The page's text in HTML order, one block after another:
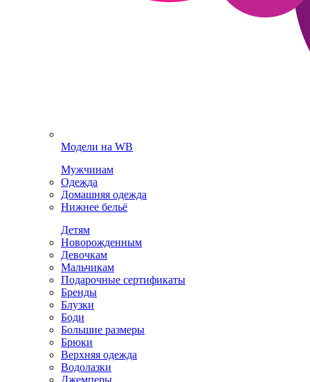
Модели на WB
Мужчинам
Одежда
Домашняя одежда
Нижнее бельё
Детям
Новорожденным
Девочкам
Мальчикам
Подарочные сертификаты
Бренды
Блузки
Боди
Большие размеры
Брюки
Верхняя одежда
Водолазки
Джемперы